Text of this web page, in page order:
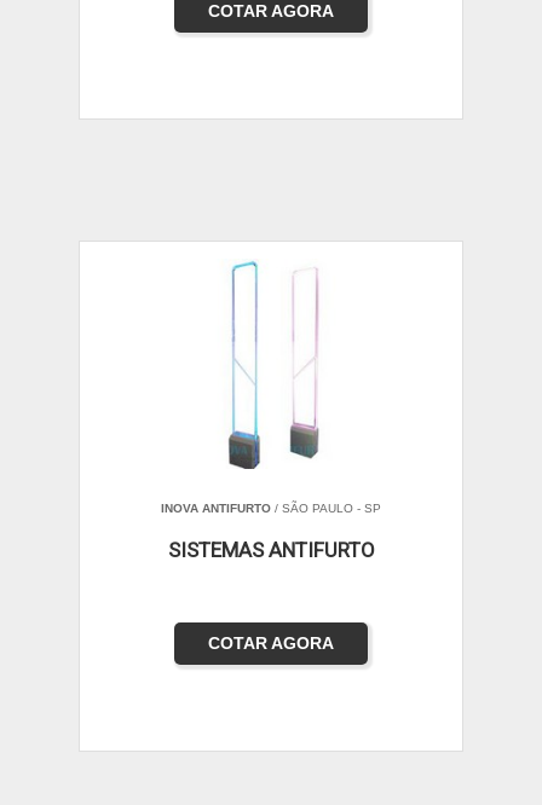
COTAR AGORA
INOVA ANTIFURTO / SÃO PAULO - SP
SISTEMAS ANTIFURTO
COTAR AGORA